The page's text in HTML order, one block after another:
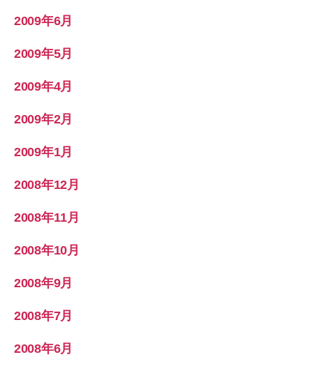
2009年6月
2009年5月
2009年4月
2009年2月
2009年1月
2008年12月
2008年11月
2008年10月
2008年9月
2008年7月
2008年6月